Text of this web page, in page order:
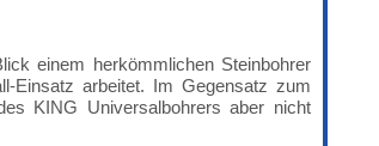
einem herkömmlichen Steinbohrer
Einsatz arbeitet. Im Gegensatz zum
KING Universalbohrers aber nicht